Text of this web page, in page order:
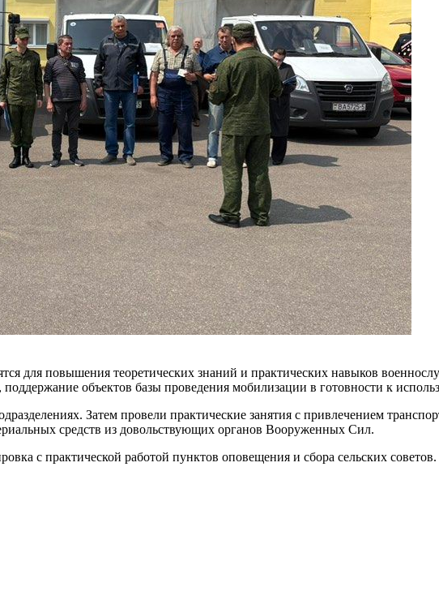
для повышения теоретических знаний и практических навыков
объектов базы проведения мобилизации в готовности к
Затем провели практические занятия с привлечением
средств из довольствующих органов Вооруженных Сил.
с практической работой пунктов оповещения и сбора сельских советов.